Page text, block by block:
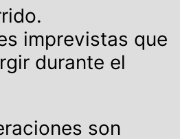
imprevistas que
durante el
son